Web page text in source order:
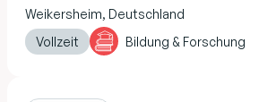
Weikersheim, Deutschland
Vollzeit
Bildung & Forschung